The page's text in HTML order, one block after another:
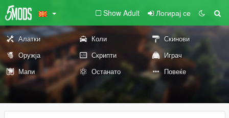
Show Adult Логирај се
Алатки Коли
Скинови
Оружја
Скрипти
Играч
Мапи
Останато Повеќе